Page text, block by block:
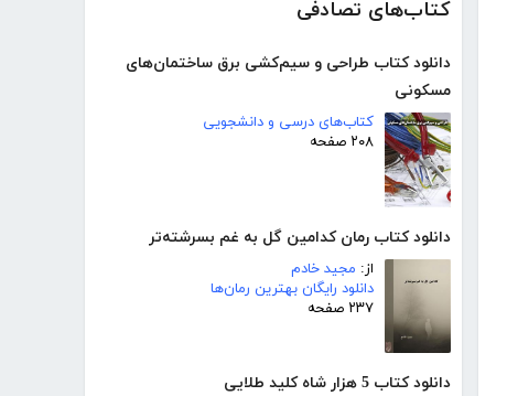
کتاب‌های تصادفی
دانلود کتاب طراحی و سیم‌کشی برق ساختمان‌های
مسکونی
کتاب‌های درسی و دانشجویی
۲۰۸ صفحه
دانلود کتاب رمان کدامین گل به غم بسرشته‌تر
از: مجید خادم
دانلود رایگان بهترین رمان‌ها
۲۳۷ صفحه
دانلود کتاب 5 هزار شاه کلید طلایی